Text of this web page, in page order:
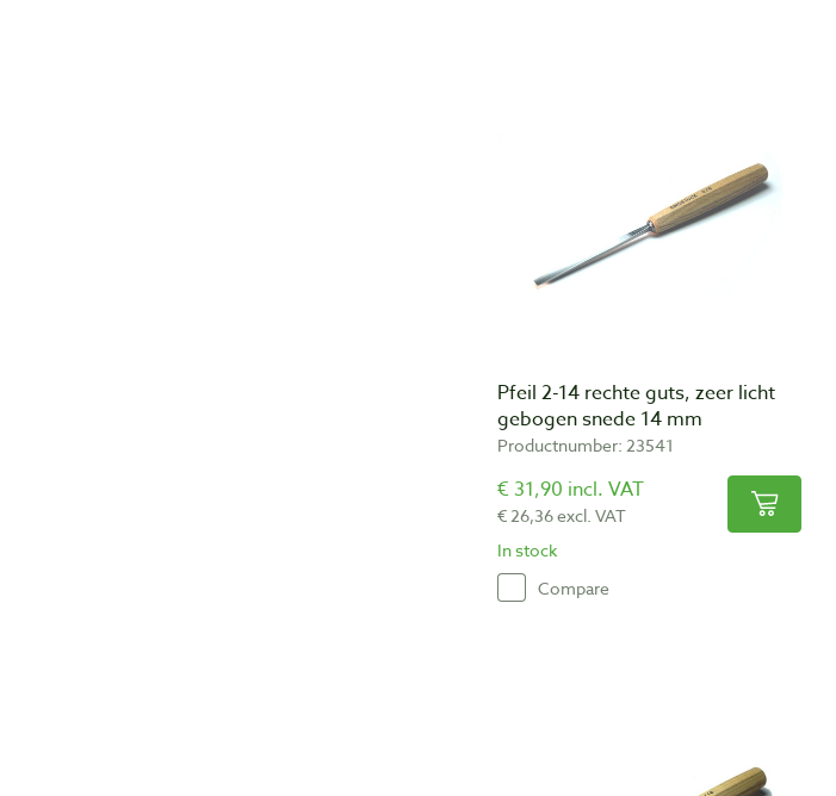
Pfeil 2-14 rechte guts, zeer licht
gebogen snede 14 mm
Productnumber: 23541
€ 31,90 incl. VAT
€ 26,36 excl. VAT
In stock
Compare